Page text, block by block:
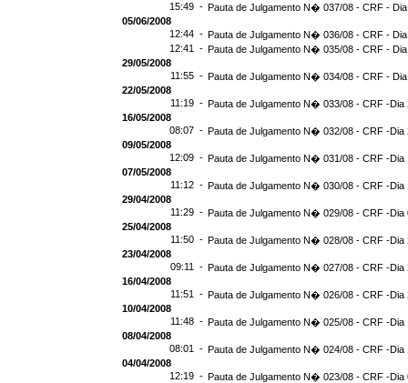
15:49 - Pauta de Julgamento N� 037/08 - CRF -
05/06/2008
12:44 - Pauta de Julgamento N� 036/08 - CRF - Dia
12:41 - Pauta de Julgamento N� 035/08 - CRF -
29/05/2008
11:55 - Pauta de Julgamento N� 034/08 - CRF -
22/05/2008
11:19 - Pauta de Julgamento N� 033/08 - CRF -Dia
16/05/2008
08:07 - Pauta de Julgamento N� 032/08 - CRF -Dia
09/05/2008
12:09 - Pauta de Julgamento N� 031/08 - CRF -Dia
07/05/2008
11:12 - Pauta de Julgamento N� 030/08 - CRF -Dia
29/04/2008
11:29 - Pauta de Julgamento N� 029/08 - CRF -Dia
25/04/2008
11:50 - Pauta de Julgamento N� 028/08 - CRF -Dia
23/04/2008
09:11 - Pauta de Julgamento N� 027/08 - CRF -Dia
16/04/2008
11:51 - Pauta de Julgamento N� 026/08 - CRF -Dia
10/04/2008
11:48 - Pauta de Julgamento N� 025/08 - CRF -Dia
08/04/2008
08:01 - Pauta de Julgamento N� 024/08 - CRF -Dia
04/04/2008
12:19 - Pauta de Julgamento N� 023/08 - CRF -Dia